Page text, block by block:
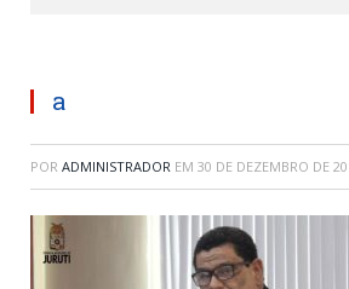
a
POR ADMINISTRADOR EM 30 DE DEZEMBRO DE